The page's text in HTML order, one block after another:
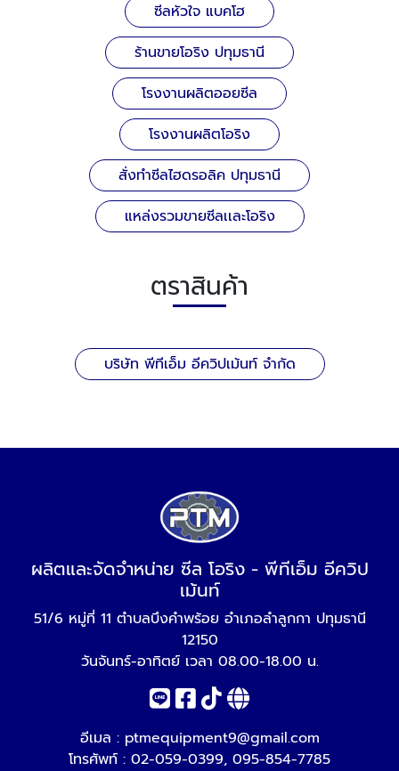
ซีลหัวใจ แบคโฮ
ร้านขายโอริง ปทุมธานี
โรงงานผลิตออยซีล
โรงงานผลิตโอริง
สั่งทำซีลไฮดรอลิค ปทุมธานี
แหล่งรวมขายซีลเเละโอริง
ตราสินค้า
บริษัท พีทีเอ็ม อีควิปเม้นท์ จำกัด
ผลิตและจัดจำหน่าย ซีล โอริง - พีทีเอ็ม อีควิป
เม้นท์
51/6 หมู่ที่ 11 ตำบลบึงคำพร้อย อำเภอลำลูกกา ปทุมธานี
12150
วันจันทร์-อาทิตย์ เวลา 08.00-18.00 น.
อีเมล : ptmequipment9@gmail.com
โทรศัพท์ : 02-059-0399, 095-854-7785